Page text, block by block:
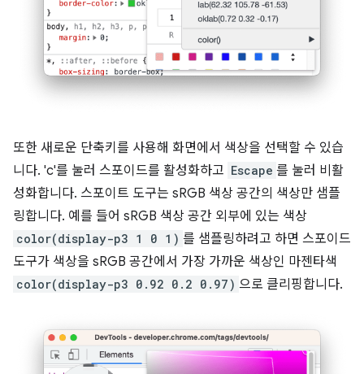
또한 새로운 단축키를 사용해 화면에서 색상을 선택할 수 있습
니다. 'c'를 눌러 스포이드를 활성화하고 Escape 를 눌러 비활
성화합니다. 스포이트 도구는 sRGB 색상 공간의 색상만 샘플
링합니다. 예를 들어 sRGB 색상 공간 외부에 있는 색상
color(display-p3 1 0 1) 를 샘플링하려고 하면 스포이드
도구가 색상을 sRGB 공간에서 가장 가까운 색상인 마젠타색
color(display-p3 0.92 0.2 0.97) 으로 클리핑합니다.